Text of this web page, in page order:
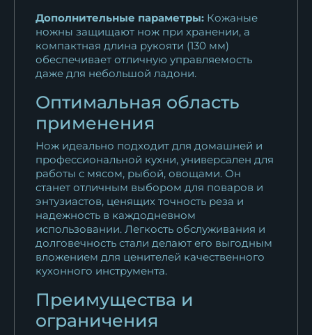
Дополнительные параметры: Кожаные
ножны защищают нож при хранении, а
компактная длина рукояти (130 мм)
обеспечивает отличную управляемость
даже для небольшой ладони.
Оптимальная область
применения
Нож идеально подходит для домашней и
профессиональной кухни, универсален для
работы с мясом, рыбой, овощами. Он
станет отличным выбором для поваров и
энтузиастов, ценящих точность реза и
надежность в каждодневном
использовании. Легкость обслуживания и
долговечность стали делают его выгодным
вложением для ценителей качественного
кухонного инструмента.
Преимущества и
ограничения